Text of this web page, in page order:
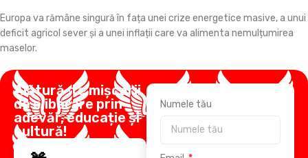
Europa va rămâne singură în fața unei crize energetice masive, a unui
deficit agricol sever și a unei inflații care va alimenta nemulțumirea
maselor.
Alătură-te mișcării
de eliberare prin
adevăr, educație și
cultură!
Numele tău